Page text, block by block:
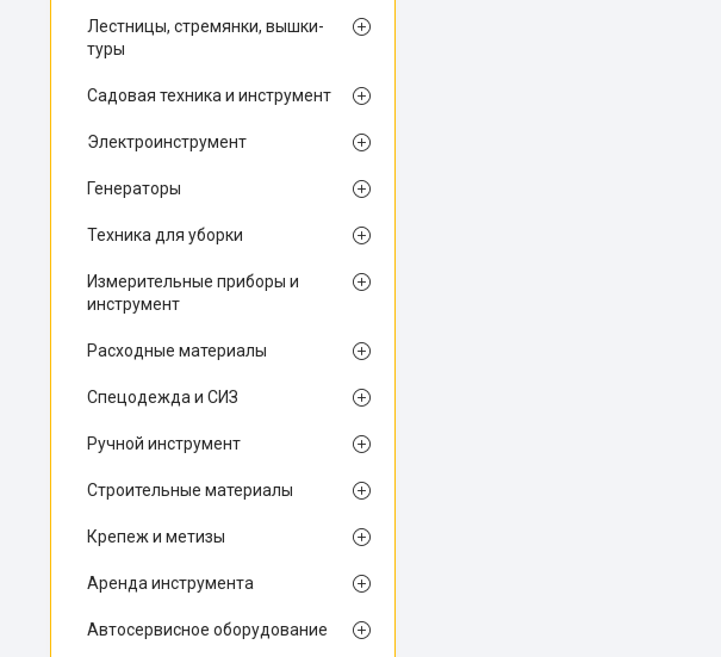
Лестницы, стремянки, вышки-
туры
Садовая техника и инструмент
Электроинструмент
Генераторы
Техника для уборки
Измерительные приборы и
инструмент
Расходные материалы
Спецодежда и СИЗ
Ручной инструмент
Строительные материалы
Крепеж и метизы
Аренда инструмента
Автосервисное оборудование